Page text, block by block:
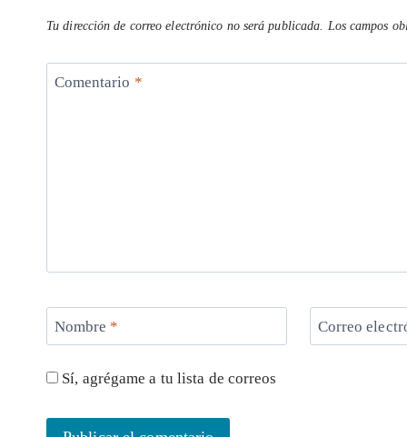
Tu dirección de correo electrónico no será publicada. Los campos
Comentario *
Nombre * Correo
Sí, agrégame a tu lista de correos